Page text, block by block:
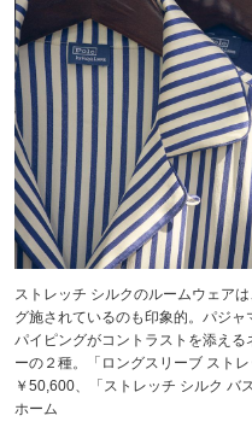
ストレッチ シルクのルームウェア
グ施されているのも印象的。パジ
パイピングがコントラストを添え
ーの２種。「ロングスリーブ スト
￥50,600、「ストレッチ シルク バ
ホーム